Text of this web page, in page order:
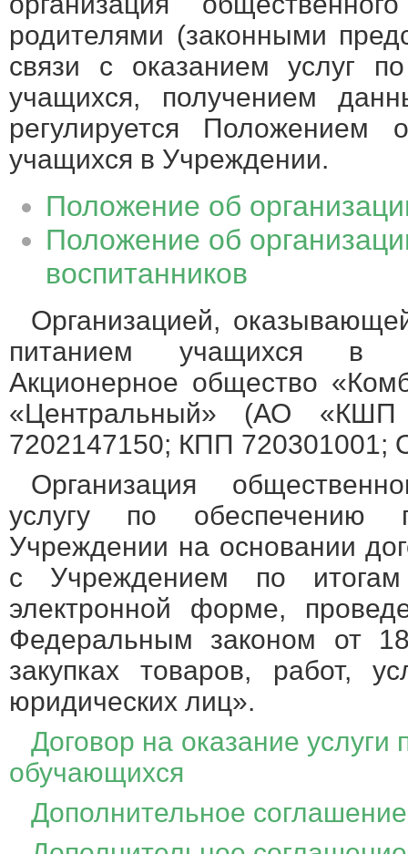
родителями (законными
связи с оказанием услуг
учащихся, получением
регулируется Положением
учащихся в Учреждении.
Положение об
Положение об
воспитанников
Организацией,
питанием учащихся в
Акционерное общество
«Центральный» (АО
7202147150; КПП 720301001;
Организация
услугу по обеспечению
Учреждении на основании
с Учреждением по итогам
электронной форме,
Федеральным законом от
закупках товаров, работ,
юридических лиц».
Договор на оказание
обучающихся
Дополнительное